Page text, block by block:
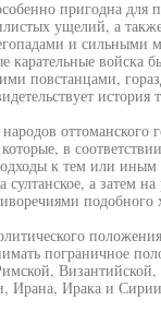
пригодна для
ущелий, а
и сильными
карательные
повстанцами,
в
к тем или
султанское, а затем
пограничное
Ирана, Ирака и